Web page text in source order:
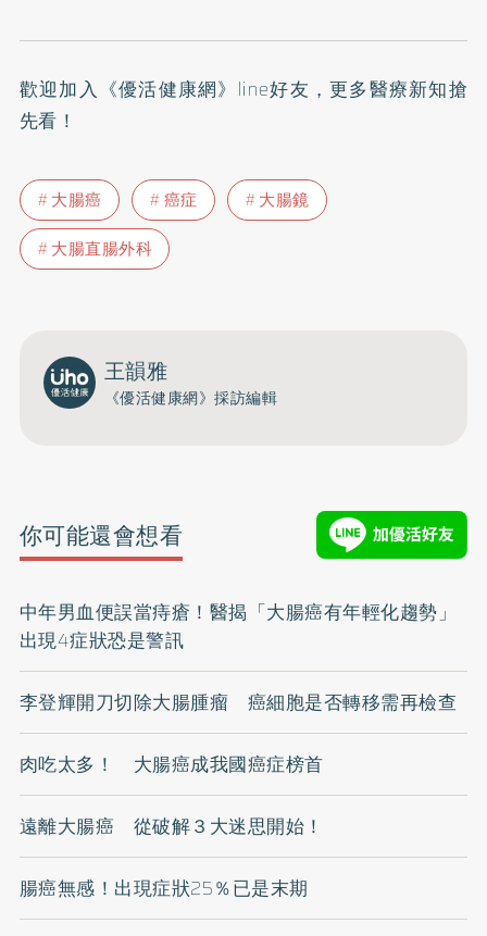
歡迎加入 《優活健康網》line好友 ，更多醫療新知搶
先看！
大腸癌 癌症
大腸鏡
大腸直腸外科
王韻雅
《優活健康網》採訪編輯
你可能還會想看
中年男血便誤當痔瘡！醫揭「大腸癌有年輕化趨勢」
出現4症狀恐是警訊
李登輝開刀切除大腸腫瘤 癌細胞是否轉移需再檢查
肉吃太多！ 大腸癌成我國癌症榜首
遠離大腸癌 從破解３大迷思開始！
腸癌無感！出現症狀25％已是末期